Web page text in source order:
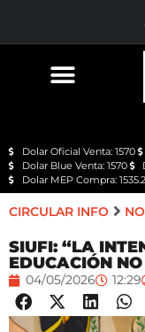
Dolar Oficial Venta: 1570
Dolar Blue Venta: 1570
Dolar MEP Compra: 1535.2
CIRCULAR INFO
SIUFI: “LA
EDUCACIÓN
04/05/2026 12:29